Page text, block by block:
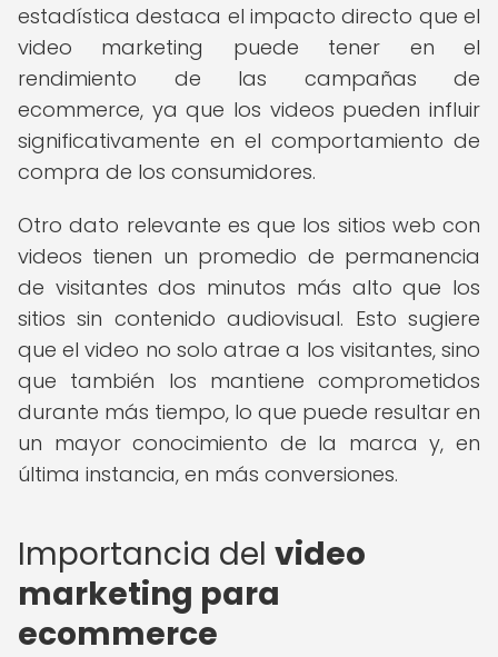
estadística destaca el impacto directo que el
video marketing puede tener en el
rendimiento de las campañas de
ecommerce, ya que los videos pueden influir
significativamente en el comportamiento de
compra de los consumidores.
Otro dato relevante es que los sitios web con
videos tienen un promedio de permanencia
de visitantes dos minutos más alto que los
sitios sin contenido audiovisual. Esto sugiere
que el video no solo atrae a los visitantes, sino
que también los mantiene comprometidos
durante más tiempo, lo que puede resultar en
un mayor conocimiento de la marca y, en
última instancia, en más conversiones.
Importancia del video
marketing para
ecommerce